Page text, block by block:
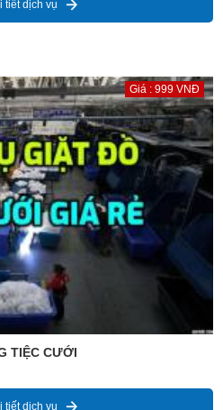
tiết dịch vụ
Giá : 999 VNĐ
TIỆC CƯỚI
tiết dịch vụ